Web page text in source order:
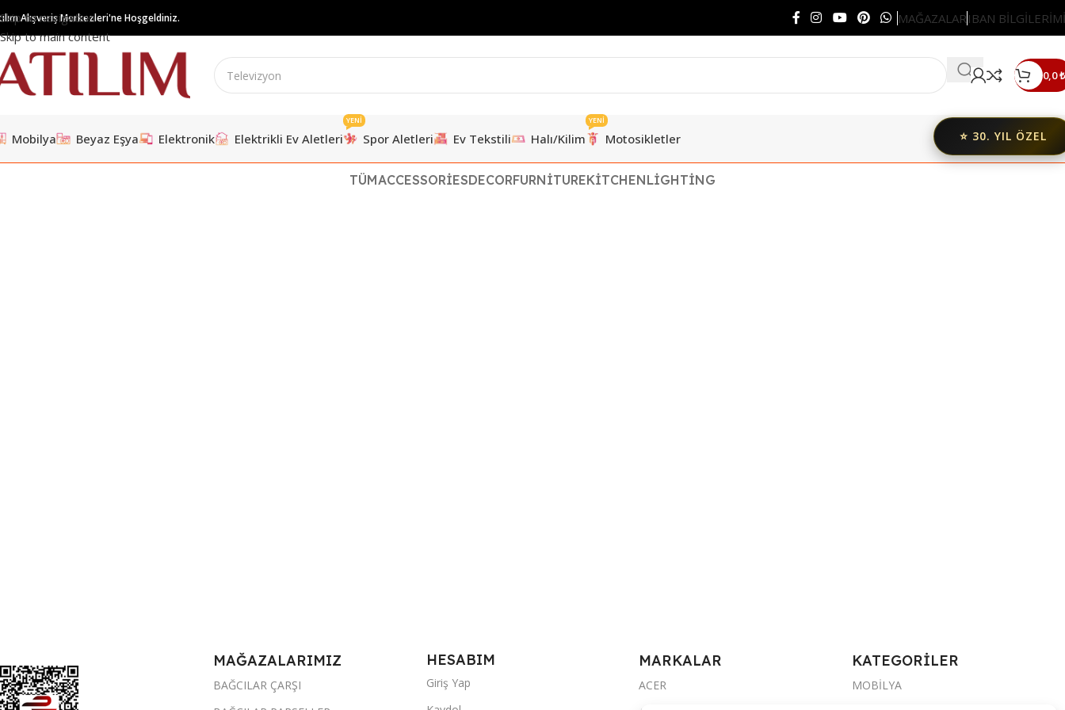
Skip to navigation
Skip to main content
Alışveriş Merkezleri'ne Hoşgeldiniz. MAĞAZALAR IBAN
0,0₺
Mobilya Beyaz Eşya Elektronik Elektrikli Ev Aletleri Spor Aletleri
YENİ
Ev Tekstili Halı/Kilim Motosikletler
YENİ
⭐ 30. YIL ÖZEL
TÜMACCESSORIESDECORFURNITUREKITCHENLIGHTING
MAĞAZALARIMIZ
BAĞCILAR ÇARŞI
HESABIM
Giriş Yap
MARKALAR
ACER
KATEGORİLER
MOBİLYA